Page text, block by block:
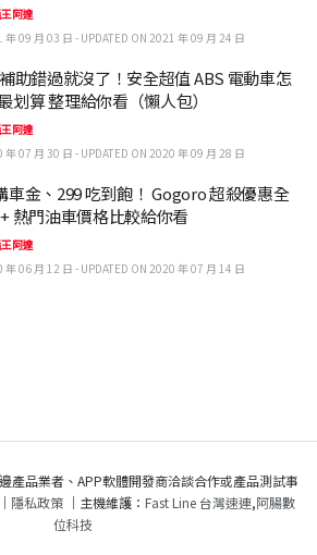
阿達
年 09 月 03 日 - UPDATED ON 2021 年 09 月 24 日
助錯過就沒了！安全超值 ABS 電動車怎
划算 整理給你看（懶人包）
阿達
年 07 月 30 日 - UPDATED ON 2020 年 09 月 28 日
車金、299 吃到飽！ Gogoro 超殺優惠全
熱門油車價格比較給你看
阿達
年 06 月 12 日 - UPDATED ON 2020 年 07 月 14 日
產品業者、APP軟體開發商洽談合作或產品測試事
隱私政策｜主機維護： Fast Line 台灣速連,阿腸數
位科技